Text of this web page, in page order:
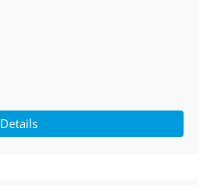
Details